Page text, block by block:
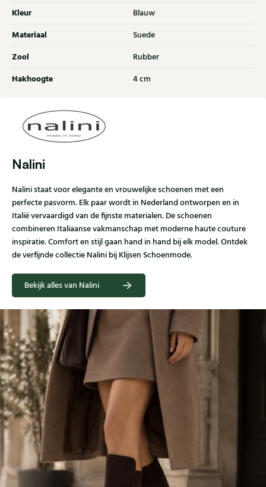
Kleur Blauw
Materiaal Suede
Zool Rubber
Hakhoogte 4 cm
Nalini
Nalini staat voor elegante en vrouwelijke schoenen met een
perfecte pasvorm. Elk paar wordt in Nederland ontworpen en in
Italië vervaardigd van de fijnste materialen. De schoenen
combineren Italiaanse vakmanschap met moderne haute couture
inspiratie. Comfort en stijl gaan hand in hand bij elk model. Ontdek
de verfijnde collectie Nalini bij Klijsen Schoenmode.
Bekijk alles van Nalini